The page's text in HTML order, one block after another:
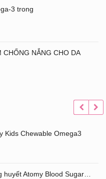
3 trong
CHỐNG NẮNG CHO DA
Kids Chewable Omega3
Sản phẩm hạ đường huyết Atomy Blood Sugar Cut Bitter Melon chiết xuất mướp đắng hộp 60 gói